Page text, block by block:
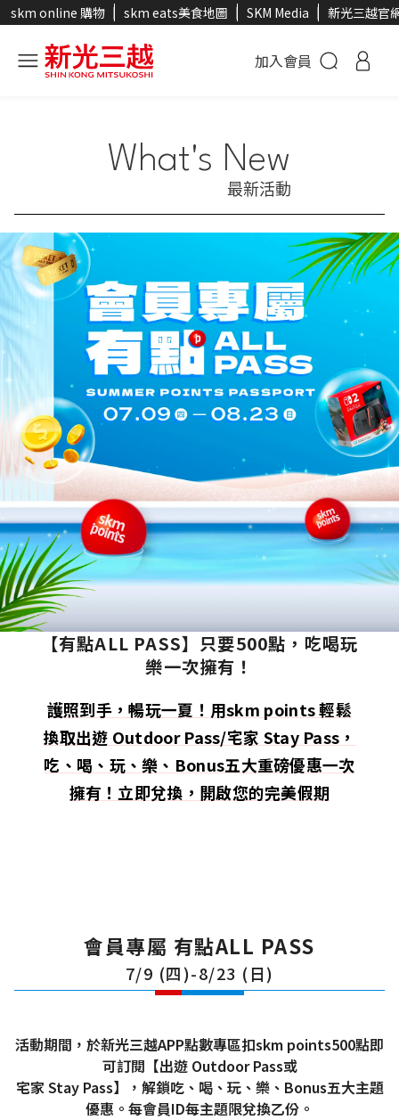
skm online 購物 skm eats美食地圖 SKM Media 新光三越官
加入會員
What's New
最新活動
護照到手，暢玩一夏！用skm points 輕鬆
換取出遊 Outdoor Pass/宅家 Stay Pass，
吃、喝、玩、樂、Bonus五大重磅優惠一次
擁有！立即兌換，開啟您的完美假期
【有點ALL PASS】只要500點，吃喝玩
樂一次擁有！
會員專屬 有點ALL PASS
7/9 (四)-8/23 (日)
活動期間，於新光三越APP點數專區扣skm points500點即
可訂閱【出遊 Outdoor Pass或
宅家 Stay Pass】，解鎖吃、喝、玩、樂、Bonus五大主題
優惠。每會員ID每主題限兌換乙份。